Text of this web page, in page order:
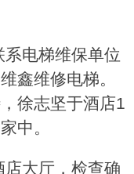
电梯维保单位
鑫维修电梯。
徐志坚于酒店1
中。
大厅，检查确